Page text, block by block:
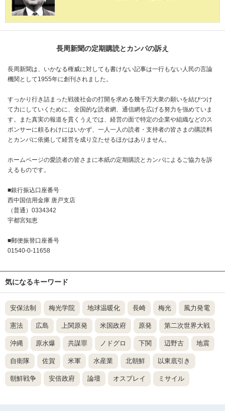
長周新聞の定期購読とカンパの訴え
長周新聞は、いかなる権威に対しても書けない記事は一行もない人民の言論
機関として1955年に創刊されました。
すっかり行き詰まった戦後社会の打開を求める幾千万大衆の願いを結びつけ
て力にしていくために、全国的な読者網、通信網を広げる努力を強めていま
す。また真実の報道を貫くうえでは、経営の面で特定の企業や組織などのス
ポンサーに頼るわけにはいかず、一人一人の読者・支持者の皆さまの購読料
とカンパに依拠して経営を成り立たせるほかはありません。
ホームページの愛読者の皆さまに本紙の定期購読とカンパによるご協力を訴
えるものです。
■銀行振込口座番号
西中国信用金庫 唐戸支店
（普通）0334342
宇都宮知恵
■郵便振替口座番号
01540-0-11658
気になるキーワード
安保法制 梅光学院 地球温暖化 長崎 梅光 風力発電
憲法 広島 上関原発 米国政府 原発 第二次世界大戦
沖縄 原水爆 共謀罪 ノドグロ 下関 辺野古 地震
自衛隊 佐賀 米軍 水産業 北朝鮮 以東底引き
朝鮮戦争 安倍政府 論壇 オスプレイ ミサイル